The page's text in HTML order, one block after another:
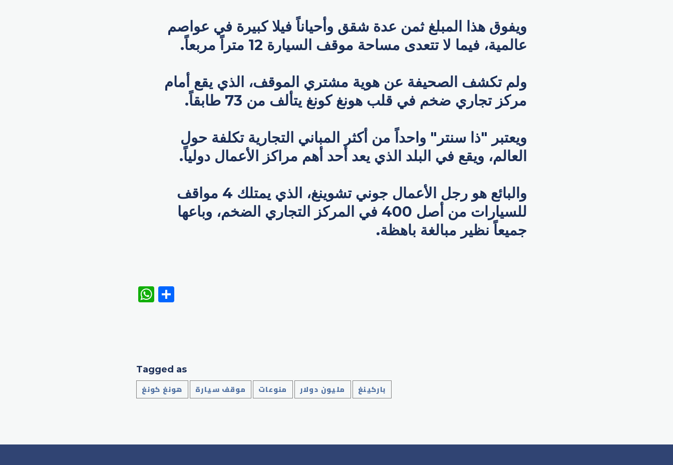
ويفوق هذا المبلغ ثمن عدة شقق وأحياناً فيلا كبيرة في عواصم
عالمية، فيما لا تتعدى مساحة موقف السيارة 12 متراً مربعاً.
ولم تكشف الصحيفة عن هوية مشتري الموقف، الذي يقع أمام
مركز تجاري ضخم في قلب هونغ كونغ يتألف من 73 طابقاً.
ويعتبر "ذا سنتر" واحداً من أكثر المباني التجارية تكلفة حول
العالم، ويقع في البلد الذي يعد أحد أهم مراكز الأعمال دولياً.
والبائع هو رجل الأعمال جوني تشوينغ، الذي يمتلك 4 مواقف
للسيارات من أصل 400 في المركز التجاري الضخم، وباعها
جميعاً نظير مبالغة باهظة.
WhatsApp
Tagged as
باركينغ مليون دولار منوعات موقف سيارة هونغ كونغ